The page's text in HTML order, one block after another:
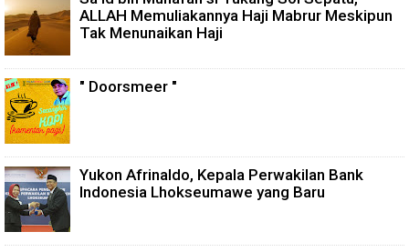
ALLAH Memuliakannya Haji Mabrur Meskipun
Tak Menunaikan Haji
" Doorsmeer "
Yukon Afrinaldo, Kepala Perwakilan Bank
Indonesia Lhokseumawe yang Baru